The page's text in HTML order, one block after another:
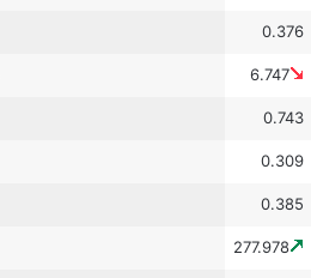
0.376
6.747
0.743
0.309
0.385
277.978